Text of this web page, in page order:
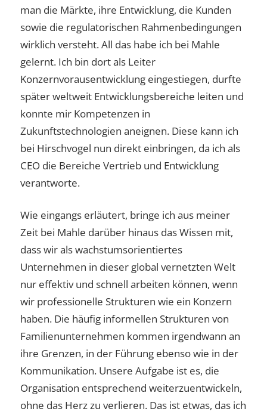
man die Märkte, ihre Entwicklung, die Kunden
sowie die regulatorischen Rahmenbedingungen
wirklich versteht. All das habe ich bei Mahle
gelernt. Ich bin dort als Leiter
Konzernvorausentwicklung eingestiegen, durfte
später weltweit Entwicklungsbereiche leiten und
konnte mir Kompetenzen in
Zukunftstechnologien aneignen. Diese kann ich
bei Hirschvogel nun direkt einbringen, da ich als
CEO die Bereiche Vertrieb und Entwicklung
verantworte.
Wie eingangs erläutert, bringe ich aus meiner
Zeit bei Mahle darüber hinaus das Wissen mit,
dass wir als wachstumsorientiertes
Unternehmen in dieser global vernetzten Welt
nur effektiv und schnell arbeiten können, wenn
wir professionelle Strukturen wie ein Konzern
haben. Die häufig informellen Strukturen von
Familienunternehmen kommen irgendwann an
ihre Grenzen, in der Führung ebenso wie in der
Kommunikation. Unsere Aufgabe ist es, die
Organisation entsprechend weiterzuentwickeln,
ohne das Herz zu verlieren. Das ist etwas, das ich